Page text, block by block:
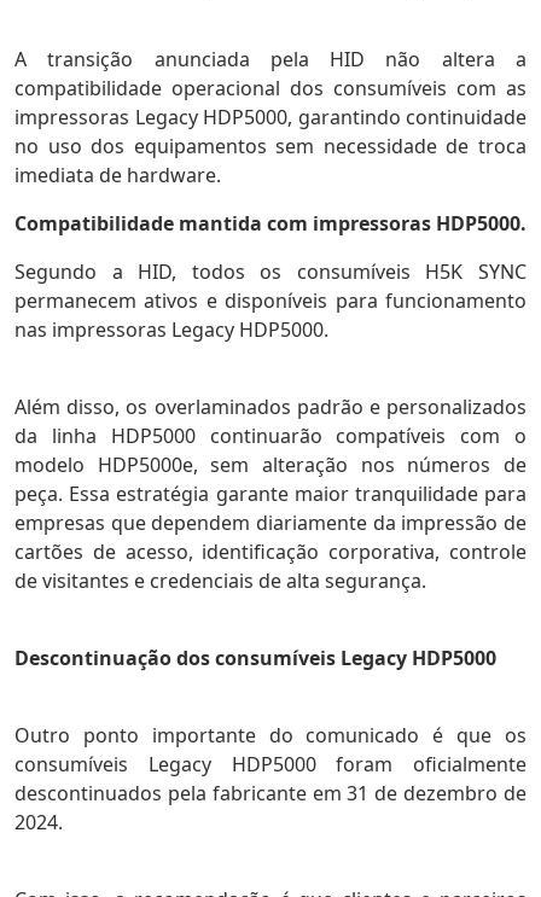
A transição anunciada pela HID não altera a
compatibilidade operacional dos consumíveis com as
impressoras Legacy HDP5000, garantindo continuidade
no uso dos equipamentos sem necessidade de troca
imediata de hardware.
Compatibilidade mantida com impressoras HDP5000.
Segundo a HID, todos os consumíveis H5K SYNC
permanecem ativos e disponíveis para funcionamento
nas impressoras Legacy HDP5000.
Além disso, os overlaminados padrão e personalizados
da linha HDP5000 continuarão compatíveis com o
modelo HDP5000e, sem alteração nos números de
peça. Essa estratégia garante maior tranquilidade para
empresas que dependem diariamente da impressão de
cartões de acesso, identificação corporativa, controle
de visitantes e credenciais de alta segurança.
Descontinuação dos consumíveis Legacy HDP5000
Outro ponto importante do comunicado é que os
consumíveis Legacy HDP5000 foram oficialmente
descontinuados pela fabricante em 31 de dezembro de
2024.